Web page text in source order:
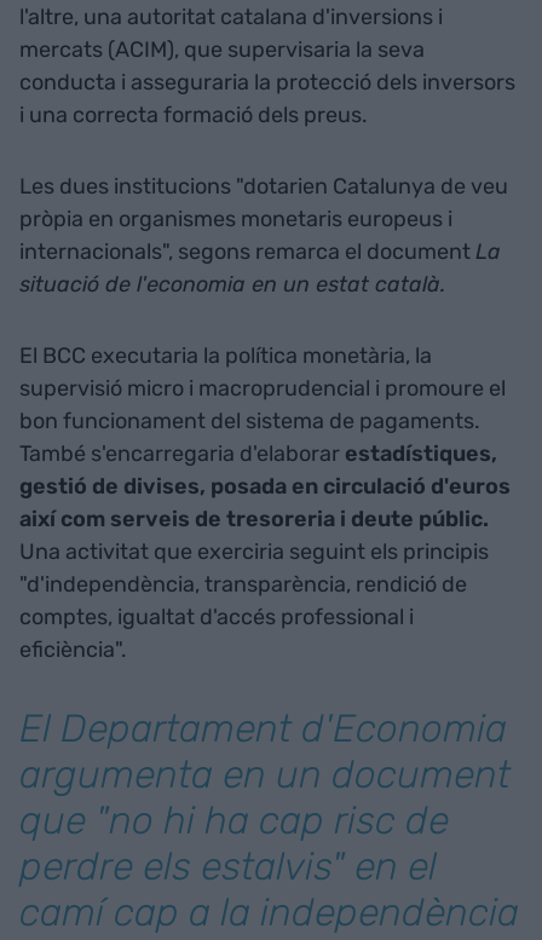
l'altre, una autoritat catalana d'inversions i
mercats (ACIM), que supervisaria la seva
conducta i asseguraria la protecció dels inversors
i una correcta formació dels preus.
Les dues institucions "dotarien Catalunya de veu
pròpia en organismes monetaris europeus i
internacionals", segons remarca el documentLa
situació de l'economia en un estat català.
El BCC executaria la política monetària, la
supervisió micro i macroprudencial i promoure el
bon funcionament del sistema de pagaments.
També s'encarregaria d'elaborar estadístiques,
gestió de divises, posada en circulació d'euros
així com serveis de tresoreria i deute públic.
Una activitat que exerciria seguint els principis
"d'independència, transparència, rendició de
comptes, igualtat d'accés professional i
eficiència".
El Departament d'Economia
argumenta en un document
que "no hi ha cap risc de
perdre els estalvis" en el
camí cap a la independència